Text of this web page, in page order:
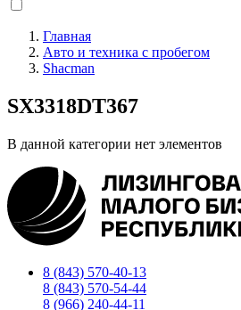
Строка
навигации
Главная
Авто и техника с пробегом
Shacman
SX3318DT367
В данной категории нет элементов
8 (843) 570-40-13
8 (843) 570-54-44
8 (966) 240-44-11